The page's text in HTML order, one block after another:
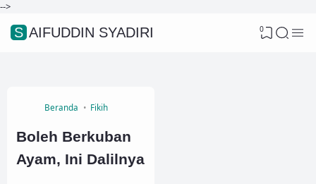
-->
SAIFUDDIN SYADIRI 0
Beranda Fikih
Boleh Berkuban
Ayam, Ini Dalilnya